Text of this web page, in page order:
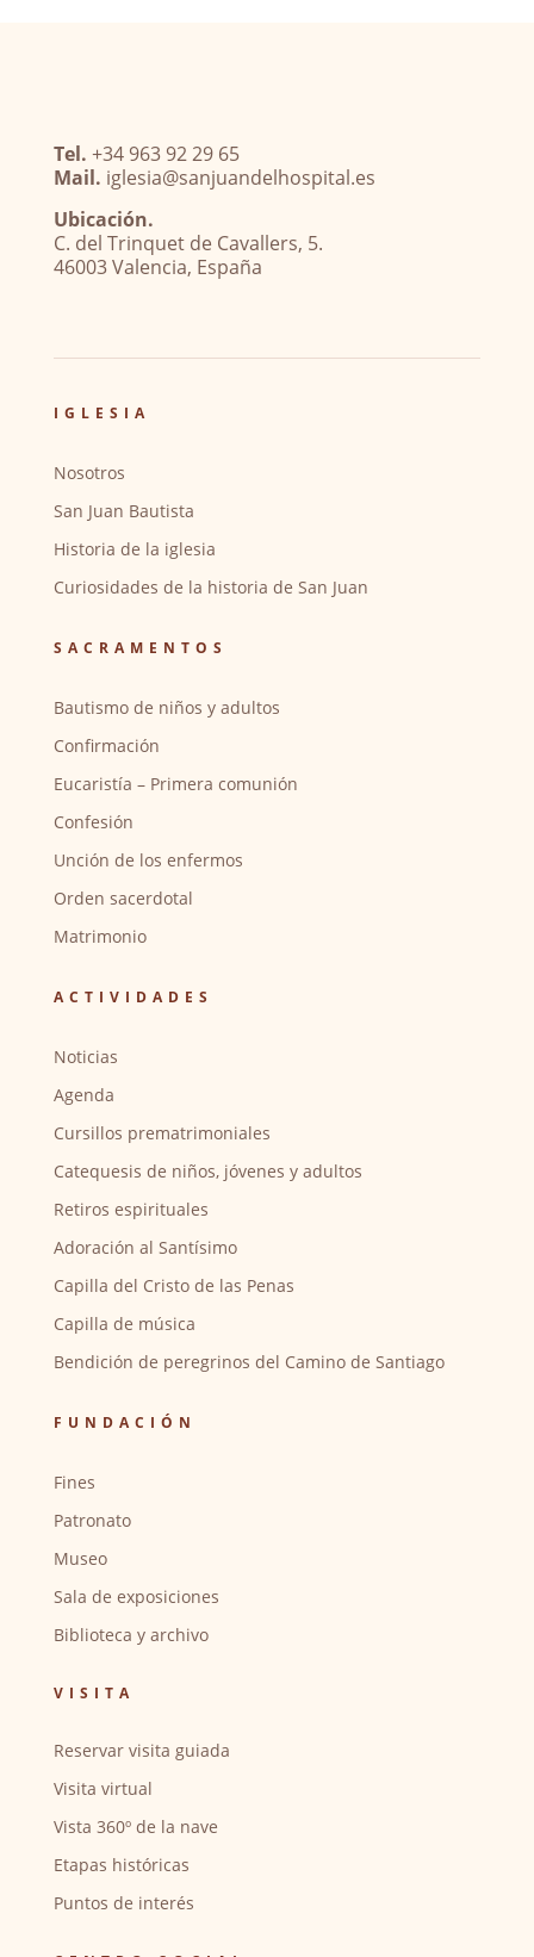
Tel. +34 963 92 29 65
Mail. iglesia@sanjuandelhospital.es
Ubicación.
C. del Trinquet de Cavallers, 5.
46003 Valencia, España
IGLESIA
Nosotros
San Juan Bautista
Historia de la iglesia
Curiosidades de la historia de San Juan
SACRAMENTOS
Bautismo de niños y adultos
Confirmación
Eucaristía – Primera comunión
Confesión
Unción de los enfermos
Orden sacerdotal
Matrimonio
ACTIVIDADES
Noticias
Agenda
Cursillos prematrimoniales
Catequesis de niños, jóvenes y adultos
Retiros espirituales
Adoración al Santísimo
Capilla del Cristo de las Penas
Capilla de música
Bendición de peregrinos del Camino de Santiago
FUNDACIÓN
Fines
Patronato
Museo
Sala de exposiciones
Biblioteca y archivo
VISITA
Reservar visita guiada
Visita virtual
Vista 360º de la nave
Etapas históricas
Puntos de interés